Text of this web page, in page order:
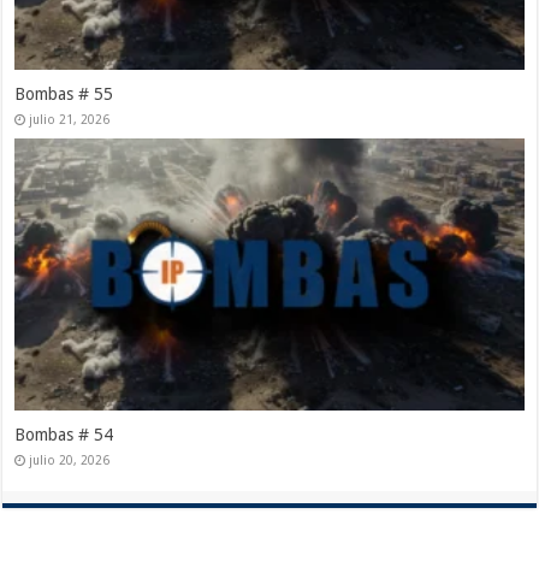
Bombas # 55
julio 21, 2026
Bombas # 54
julio 20, 2026